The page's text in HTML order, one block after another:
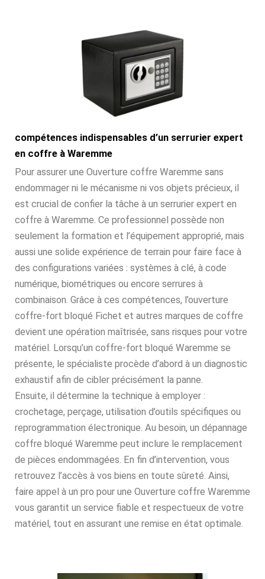
compétences indispensables d’un serrurier expert
en coffre à Waremme
Pour assurer une Ouverture coffre Waremme sans
endommager ni le mécanisme ni vos objets précieux, il
est crucial de confier la tâche à un serrurier expert en
coffre à Waremme. Ce professionnel possède non
seulement la formation et l’équipement approprié, mais
aussi une solide expérience de terrain pour faire face à
des configurations variées : systèmes à clé, à code
numérique, biométriques ou encore serrures à
combinaison. Grâce à ces compétences, l’ouverture
coffre-fort bloqué Fichet et autres marques de coffre
devient une opération maîtrisée, sans risques pour votre
matériel. Lorsqu’un coffre-fort bloqué Waremme se
présente, le spécialiste procède d’abord à un diagnostic
exhaustif afin de cibler précisément la panne.
Ensuite, il détermine la technique à employer :
crochetage, perçage, utilisation d’outils spécifiques ou
reprogrammation électronique. Au besoin, un dépannage
coffre bloqué Waremme peut inclure le remplacement
de pièces endommagées. En fin d’intervention, vous
retrouvez l’accès à vos biens en toute sûreté. Ainsi,
faire appel à un pro pour une Ouverture coffre Waremme
vous garantit un service fiable et respectueux de votre
matériel, tout en assurant une remise en état optimale.